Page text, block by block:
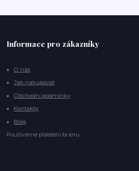
Informace pro zákazníky
O nás
Jak nakupovat
Obchodní podmínky
Kontakty
Blog
Používáme platební bránu :